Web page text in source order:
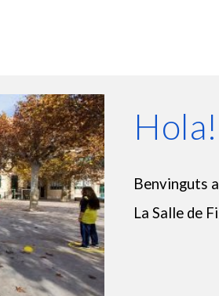
Hola!
Benvinguts
La Salle de